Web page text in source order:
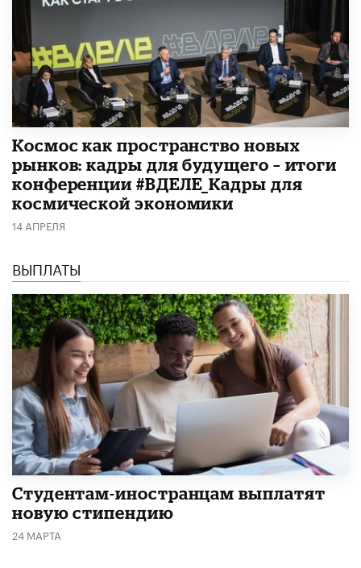
Космос как пространство новых
рынков: кадры для будущего – итоги
конференции #ВДЕЛЕ_Кадры для
космической экономики
14 АПРЕЛЯ
ВЫПЛАТЫ
Студентам-иностранцам выплатят
новую стипендию
24 МАРТА